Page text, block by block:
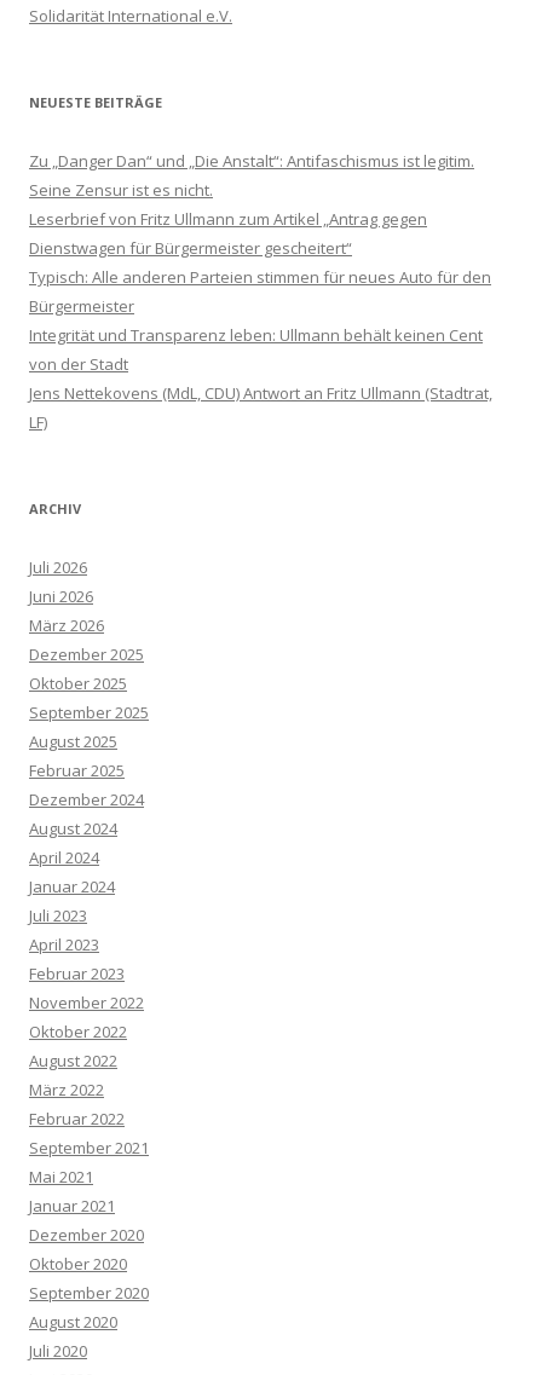
Solidarität International e.V.
NEUESTE BEITRÄGE
Zu „Danger Dan“ und „Die Anstalt“: Antifaschismus ist legitim.
Seine Zensur ist es nicht.
Leserbrief von Fritz Ullmann zum Artikel „Antrag gegen
Dienstwagen für Bürgermeister gescheitert“
Typisch: Alle anderen Parteien stimmen für neues Auto für den
Bürgermeister
Integrität und Transparenz leben: Ullmann behält keinen Cent
von der Stadt
Jens Nettekovens (MdL, CDU) Antwort an Fritz Ullmann (Stadtrat,
LF)
ARCHIV
Juli 2026
Juni 2026
März 2026
Dezember 2025
Oktober 2025
September 2025
August 2025
Februar 2025
Dezember 2024
August 2024
April 2024
Januar 2024
Juli 2023
April 2023
Februar 2023
November 2022
Oktober 2022
August 2022
März 2022
Februar 2022
September 2021
Mai 2021
Januar 2021
Dezember 2020
Oktober 2020
September 2020
August 2020
Juli 2020